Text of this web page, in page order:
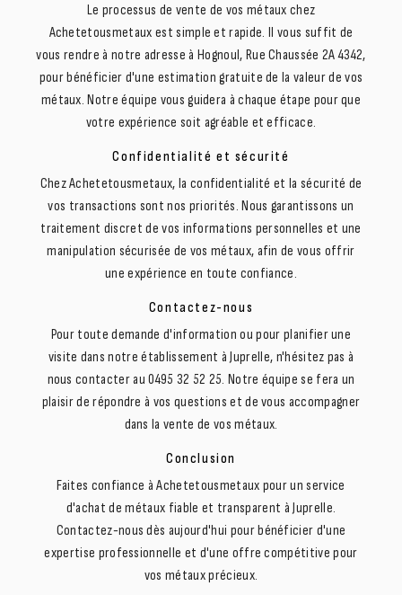
Le processus de vente de vos métaux chez
Achetetousmetaux est simple et rapide. Il vous suffit de
vous rendre à notre adresse à Hognoul, Rue Chaussée 2A 4342,
pour bénéficier d'une estimation gratuite de la valeur de vos
métaux. Notre équipe vous guidera à chaque étape pour que
votre expérience soit agréable et efficace.
Confidentialité et sécurité
Chez Achetetousmetaux, la confidentialité et la sécurité de
vos transactions sont nos priorités. Nous garantissons un
traitement discret de vos informations personnelles et une
manipulation sécurisée de vos métaux, afin de vous offrir
une expérience en toute confiance.
Contactez-nous
Pour toute demande d'information ou pour planifier une
visite dans notre établissement à Juprelle, n'hésitez pas à
nous contacter au 0495 32 52 25. Notre équipe se fera un
plaisir de répondre à vos questions et de vous accompagner
dans la vente de vos métaux.
Conclusion
Faites confiance à Achetetousmetaux pour un service
d'achat de métaux fiable et transparent à Juprelle.
Contactez-nous dès aujourd'hui pour bénéficier d'une
expertise professionnelle et d'une offre compétitive pour
vos métaux précieux.